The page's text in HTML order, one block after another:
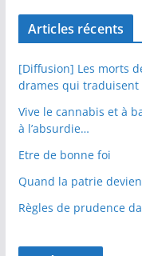
Articles récents
[Diffusion] Les morts
drames qui
Vive le cannabis et à
à l’absurdie…
Etre de bonne foi
Quand la patrie
Règles de prudence